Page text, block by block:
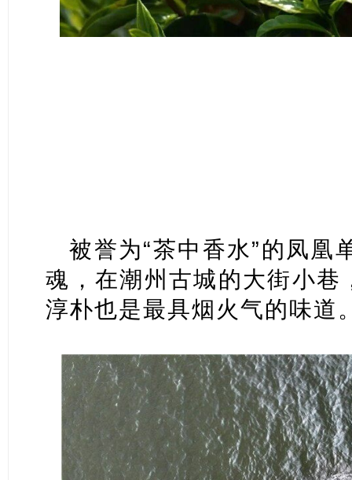
被誉为“茶中香水”的凤凰
魂，在潮州古城的大街小巷
淳朴也是最具烟火气的味道